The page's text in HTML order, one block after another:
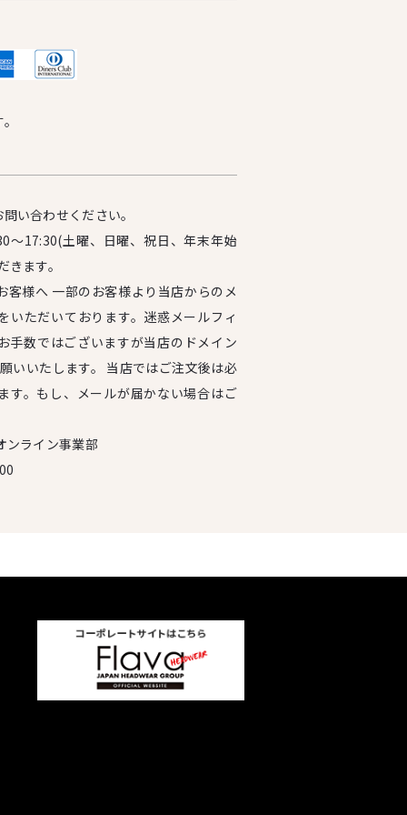
い合わせください。
～17:30(土曜、日曜、祝日、年末年始
ます。
客様へ 一部のお客様より当店からのメ
いただいております。迷惑メールフィ
手数ではございますが当店のドメイン
いいたします。 当店ではご注文後は必
す。もし、メールが届かない場合はご
ンライン事業部